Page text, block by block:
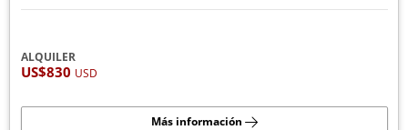
ALQUILER
US$830 USD
Más información